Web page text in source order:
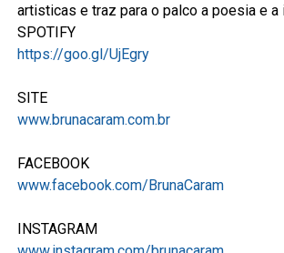
artisticas e traz para o palco a poesia e a
SPOTIFY
https://goo.gl/UjEgry
SITE
www.brunacaram.com.br
FACEBOOK
www.facebook.com/BrunaCaram
INSTAGRAM